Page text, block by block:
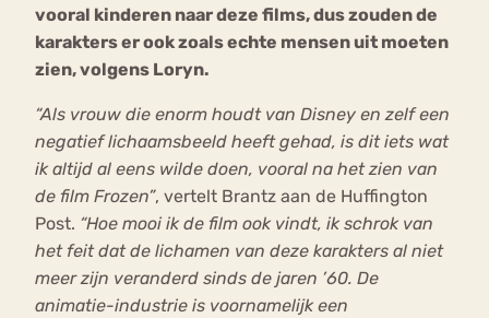
vooral kinderen naar deze films, dus zouden de
karakters er ook zoals echte mensen uit moeten
zien, volgens Loryn.
“Als vrouw die enorm houdt van Disney en zelf een
negatief lichaamsbeeld heeft gehad, is dit iets wat
ik altijd al eens wilde doen, vooral na het zien van
de film Frozen”, vertelt Brantz aan de Huffington
Post. “Hoe mooi ik de film ook vindt, ik schrok van
het feit dat de lichamen van deze karakters al niet
meer zijn veranderd sinds de jaren ’60. De
animatie-industrie is voornamelijk een